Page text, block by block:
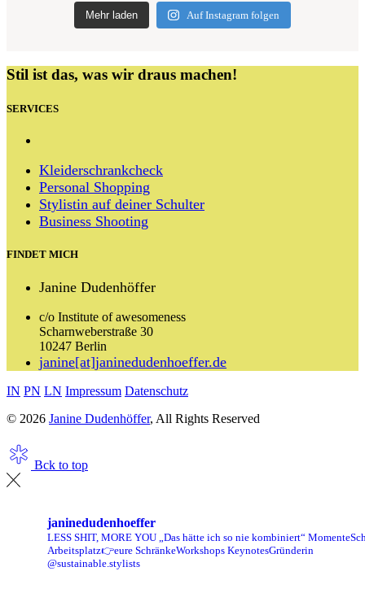
Mehr laden Auf Instagram folgen
Stil ist das, was wir draus machen!
SERVICES
Kleiderschrankcheck
Personal Shopping
Stylistin auf deiner Schulter
Business Shooting
FINDET MICH
Janine Dudenhöffer
c/o Institute of awesomeness
Scharnweberstraße 30
10247 Berlin
janine[at]janinedudenhoeffer.de
IN PN LN Impressum Datenschutz
© 2026 Janine Dudenhöffer, All Rights Reserved
Bck to top
janinedudenhoeffer
LESS SHIT, MORE YOU „Das hätte ich so nie kombiniert“ Momente
Arbeitsplatz👉eure SchränkeWorkshops KeynotesGründerin
@sustainable.stylists